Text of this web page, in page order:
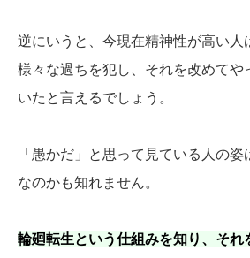
逆にいうと、今現在精神性が高い人
様々な過ちを犯し、それを改めてや
いたと言えるでしょう。
「愚かだ」と思って見ている人の
なのかも知れません。
輪廻転生という仕組みを知り、それ